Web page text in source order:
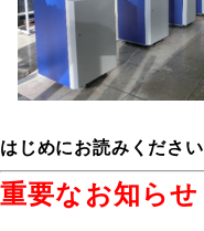
はじめにお読みください
重要なお知らせ